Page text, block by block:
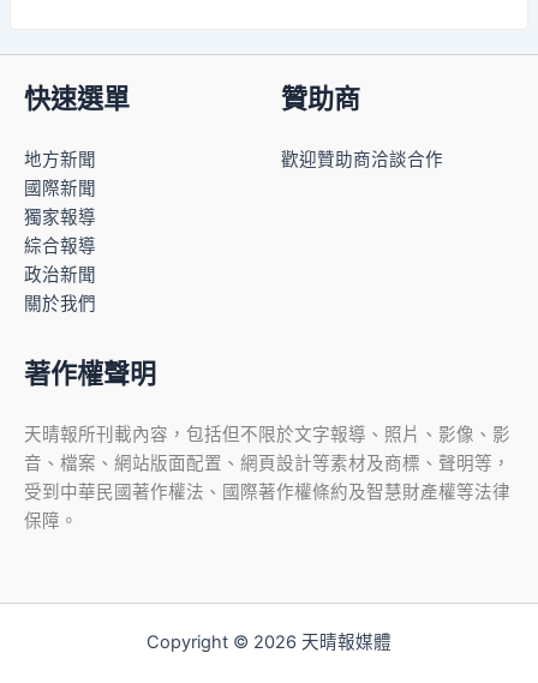
快速選單
地方新聞
國際新聞
獨家報導
綜合報導
政治新聞
關於我們
贊助商
歡迎贊助商洽談合作
著作權聲明
天晴報所刊載內容，包括但不限於文字報導、照片、影像、影
音、檔案、網站版面配置、網頁設計等素材及商標、聲明等，
受到中華民國著作權法、國際著作權條約及智慧財產權等法律
保障。
Copyright © 2026 天晴報媒體